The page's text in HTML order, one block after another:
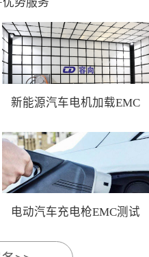
新能源汽车电机加载EMC
电动汽车充电枪EMC测试